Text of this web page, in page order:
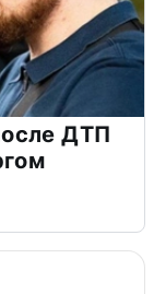
ДТП